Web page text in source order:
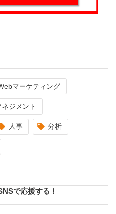
マーケティング
ネジメント
人事 分析
で応援する！